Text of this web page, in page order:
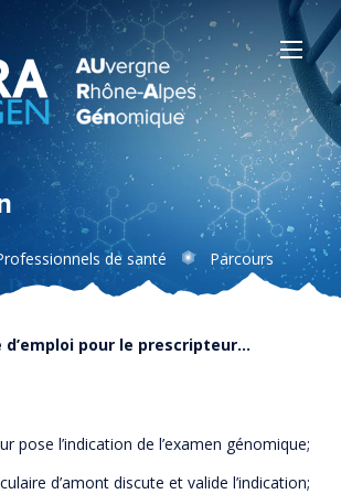
de santé
Parcours
Inclusion
d’emploi pour le prescripteur…
pose l’indication de l’examen génomique;
d’amont discute et valide l’indication;